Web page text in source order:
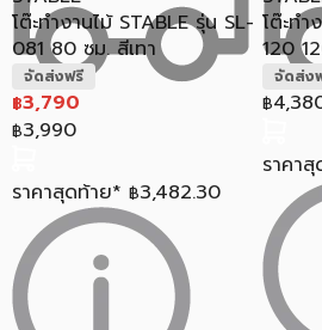
โต๊ะทำงานไม้ STABLE รุ่น SL-
081 80 ซม. สีเทา
จัดส่งฟรี
฿3,790
฿3,990
ราคาสุดท้าย* ฿3,482.30
โต๊ะทำ
120
จัดส่ง
฿
ราคา